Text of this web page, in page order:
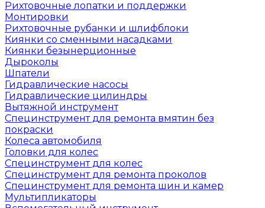
Рихтовочные лопатки и поддержки
Монтировки
Рихтовочные рубанки и шлифблоки
Киянки со сменными насадками
Киянки безынерционные
Дыроколы
Шпатели
Гидравлические насосы
Гидравлические цилиндры
Вытяжной инструмент
Специнструмент для ремонта вмятин без
покраски
Колеса автомобиля
Головки для колес
Специнструмент для колес
Специнструмент для ремонта проколов
Специнструмент для ремонта шин и камер
Мультипликаторы